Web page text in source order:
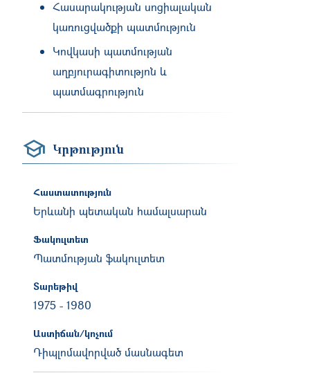
Հասարակության սոցիալական
կառուցվածքի պատմություն
Կովկասի պատմության
աղբյուրագիտությոն և
պատմագրություն
Կրթություն
Հաստատություն
Երևանի պետական համալսարան
Ֆակուլտետ
Պատմության ֆակուլտետ
Տարեթիվ
1975 - 1980
Աստիճան/կոչում
Դիպլոմավորված մասնագետ